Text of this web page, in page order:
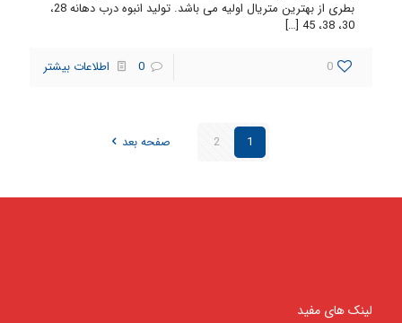
بطری از بهترین متریال اولیه می باشد. تولید انبوه درب دهانه 28،
30، 38، 45
[…]
0
0 اطلاعات بیشتر
1
2 صفحه بعد
لینک های مفید